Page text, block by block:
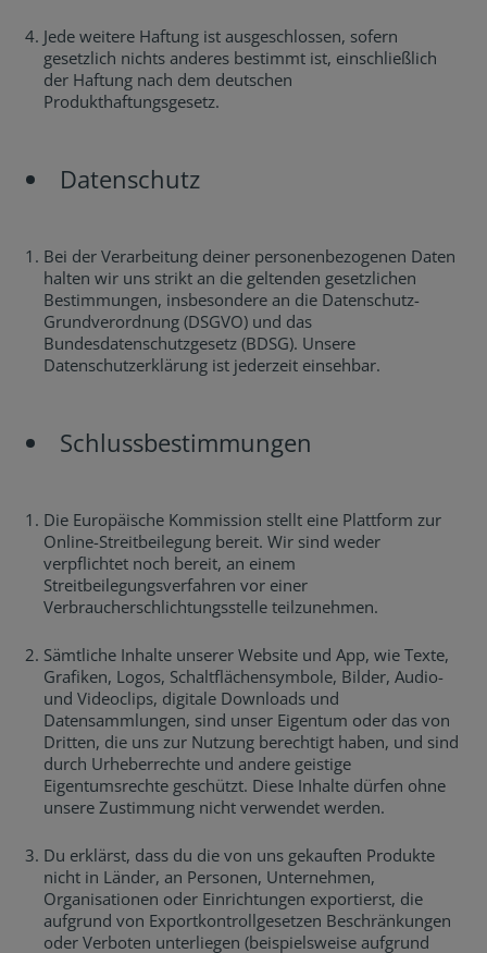
Jede weitere Haftung ist ausgeschlossen, sofern
gesetzlich nichts anderes bestimmt ist, einschließlich
der Haftung nach dem deutschen
Produkthaftungsgesetz.
Datenschutz
Bei der Verarbeitung deiner personenbezogenen Daten
halten wir uns strikt an die geltenden gesetzlichen
Bestimmungen, insbesondere an die Datenschutz-
Grundverordnung (DSGVO) und das
Bundesdatenschutzgesetz (BDSG). Unsere
Datenschutzerklärung ist jederzeit einsehbar.
Schlussbestimmungen
Die Europäische Kommission stellt eine Plattform zur
Online-Streitbeilegung bereit. Wir sind weder
verpflichtet noch bereit, an einem
Streitbeilegungsverfahren vor einer
Verbraucherschlichtungsstelle teilzunehmen.
Sämtliche Inhalte unserer Website und App, wie Texte,
Grafiken, Logos, Schaltflächensymbole, Bilder, Audio-
und Videoclips, digitale Downloads und
Datensammlungen, sind unser Eigentum oder das von
Dritten, die uns zur Nutzung berechtigt haben, und sind
durch Urheberrechte und andere geistige
Eigentumsrechte geschützt. Diese Inhalte dürfen ohne
unsere Zustimmung nicht verwendet werden.
Du erklärst, dass du die von uns gekauften Produkte
nicht in Länder, an Personen, Unternehmen,
Organisationen oder Einrichtungen exportierst, die
aufgrund von Exportkontrollgesetzen Beschränkungen
oder Verboten unterliegen (beispielsweise aufgrund